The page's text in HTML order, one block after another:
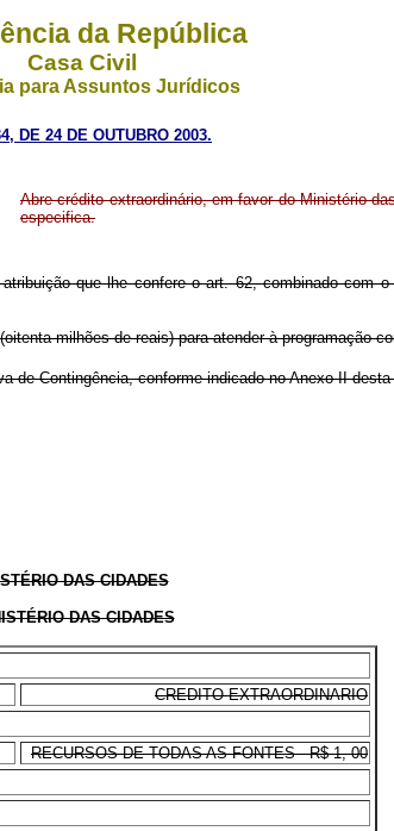
da República
Casa Civil
para Assuntos Jurídicos
DE 24 DE OUTUBRO 2003.
Abre crédito extraordinário, em favor do Ministério
especifica.
que lhe confere o art. 62, combinado com
milhões de reais) para atender à programação
de Contingência, conforme indicado no Anexo II
DAS CIDADES
DAS CIDADES
CREDITO EXTRAORDINARIO
RECURSOS DE TODAS AS FONTES - R$ 1, 00